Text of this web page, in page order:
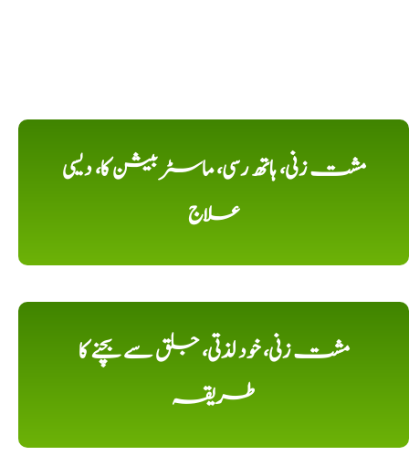
مشت زنی، ہاتھ رسی، ماسٹر بیشن کا، دیسی
علاج
مشت زنی، خود لذتی، جلق سے بچنے کا
طریقہ